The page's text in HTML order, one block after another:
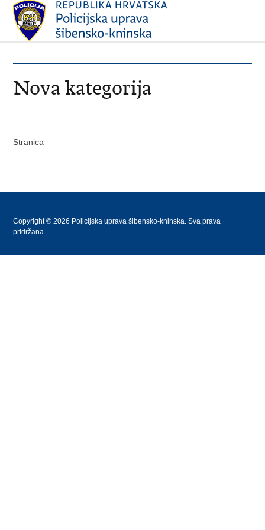
Nova kategorija
Stranica
Copyright © 2026 Policijska uprava šibensko-kninska. Sva prava
pridržana